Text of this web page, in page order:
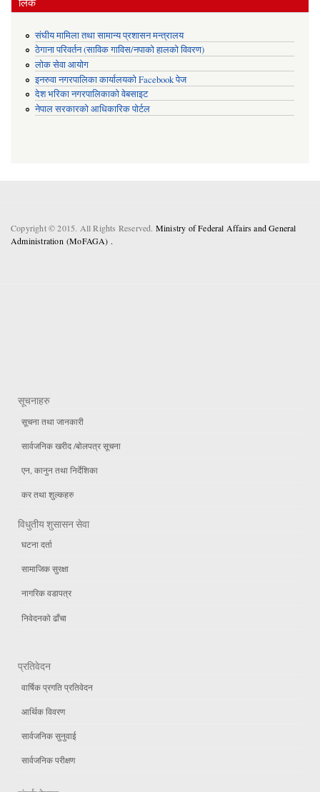
संघीय मामिला तथा सामान्य प्रशासन मन्त्रालय
ठेगाना परिवर्तन (साविक गाविस/नपाको हालको विवरण)
लोक सेवा आयोग
इनरुवा नगरपालिका कार्यालयको Facebook पेज
देश भरिका नगरपालिकाको वेबसाइट
नेपाल सरकारको आधिकारिक पोर्टल
Copyright © 2015. All Rights Reserved. Ministry of Federal Affairs and General
Administration (MoFAGA) .
सूचनाहरु
सूचना तथा जानकारी
सार्वजनिक खरीद /बोलपत्र सूचना
एन, कानुन तथा निर्देशिका
कर तथा शुल्कहरु
विधुतीय शुसासन सेवा
घटना दर्ता
सामाजिक सुरक्षा
नागरिक वडापत्र
निवेदनको ढाँचा
प्रतिवेदन
वार्षिक प्रगति प्रतिवेदन
आर्थिक विवरण
सार्वजनिक सुनुवाई
सार्वजनिक परीक्षण